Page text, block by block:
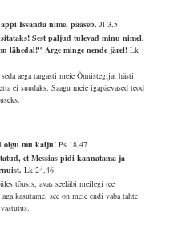
Issanda nime, pääseb.Jl 3,5
Sest paljud tulevad minu nimel,
lähedal!" Ärge minge nende järel!Lk
aega targasti meie Õnnistegijat hästi
ei suudaks. Saagu meie igapäevased teod
olgu mu kalju!Ps 18,47
et Messias pidi kannatama ja
Lk 24,46
tõusis, avas seeläbi meilegi tee
kasutame, see on meie endi vaba tahte